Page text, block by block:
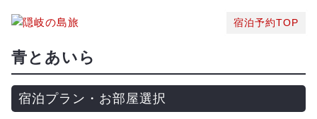
宿泊予約TOP
青とあいら
宿泊プラン・お部屋選択